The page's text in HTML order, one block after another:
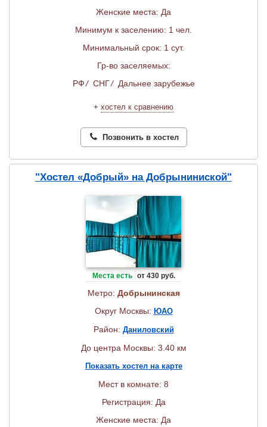
Женские места: Да
Минимум к заселению: 1 чел.
Минимальный срок: 1 сут.
Гр-во заселяемых:
РФ/ СНГ/ Дальнее зарубежье
+ хостел к сравнению
Позвонить в хостел
"Хостел «Добрый» на Добрыниниской"
Места есть от 430 руб.
Метро: Добрынинская
Округ Москвы: ЮАО
Район: Даниловский
До центра Москвы: 3.40 км
Показать хостел на карте
Мест в комнате: 8
Регистрация: Да
Женские места: Да